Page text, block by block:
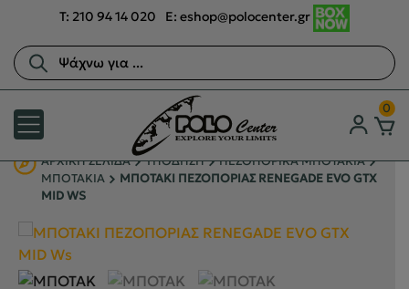
T: 210 94 14 020 E:eshop@polocenter.gr
0
Αναζήτηση
προϊόντων
ΑΡΧΙΚΉ ΣΕΛΊΔΑ ΥΠΟΔΗΣΗ
ΠΕΖΟΠΟΡΙΚΑ ΜΠΟΤΑΚΙΑ
ΜΠΟΤΑΚΙΑ
ΜΠΟΤΑΚΙ ΠΕΖΟΠΟΡΙΑΣ RENEGADE EVO GTX
MID WS